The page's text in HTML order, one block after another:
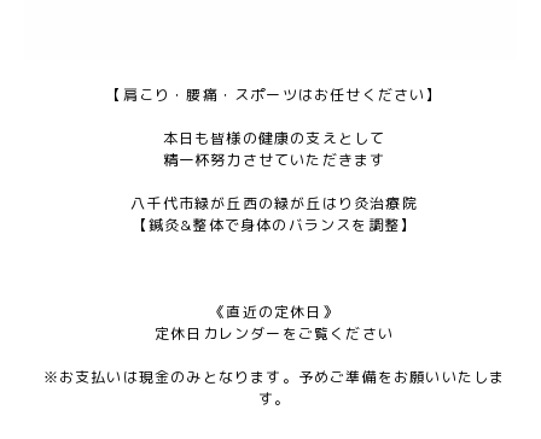
【肩こり・腰痛・スポーツはお任せください】
本日も皆様の健康の支えとして
精一杯努力させていただきます
八千代市緑が丘西の緑が丘はり灸治療院
【鍼灸&整体で身体のバランスを調整】
《直近の定休日》
定休日カレンダーをご覧ください
※お支払いは現金のみとなります。予めご準備をお願いいたしま
す。